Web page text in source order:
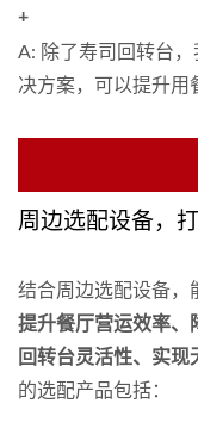
+
A: 除了寿司回转台
决方案，可以提升用
周边选配设备，
结合周边选配设备，
提升餐厅营运效率、
回转台灵活性、实
的选配产品包括：